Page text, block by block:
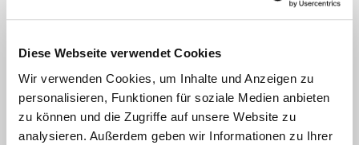
Diese Webseite verwendet Cookies
Wir verwenden Cookies, um Inhalte und Anzeigen zu
personalisieren, Funktionen für soziale Medien anbieten
zu können und die Zugriffe auf unsere Website zu
analysieren. Außerdem geben wir Informationen zu Ihrer
Probentransport
Informationen zur Befundübermittlung